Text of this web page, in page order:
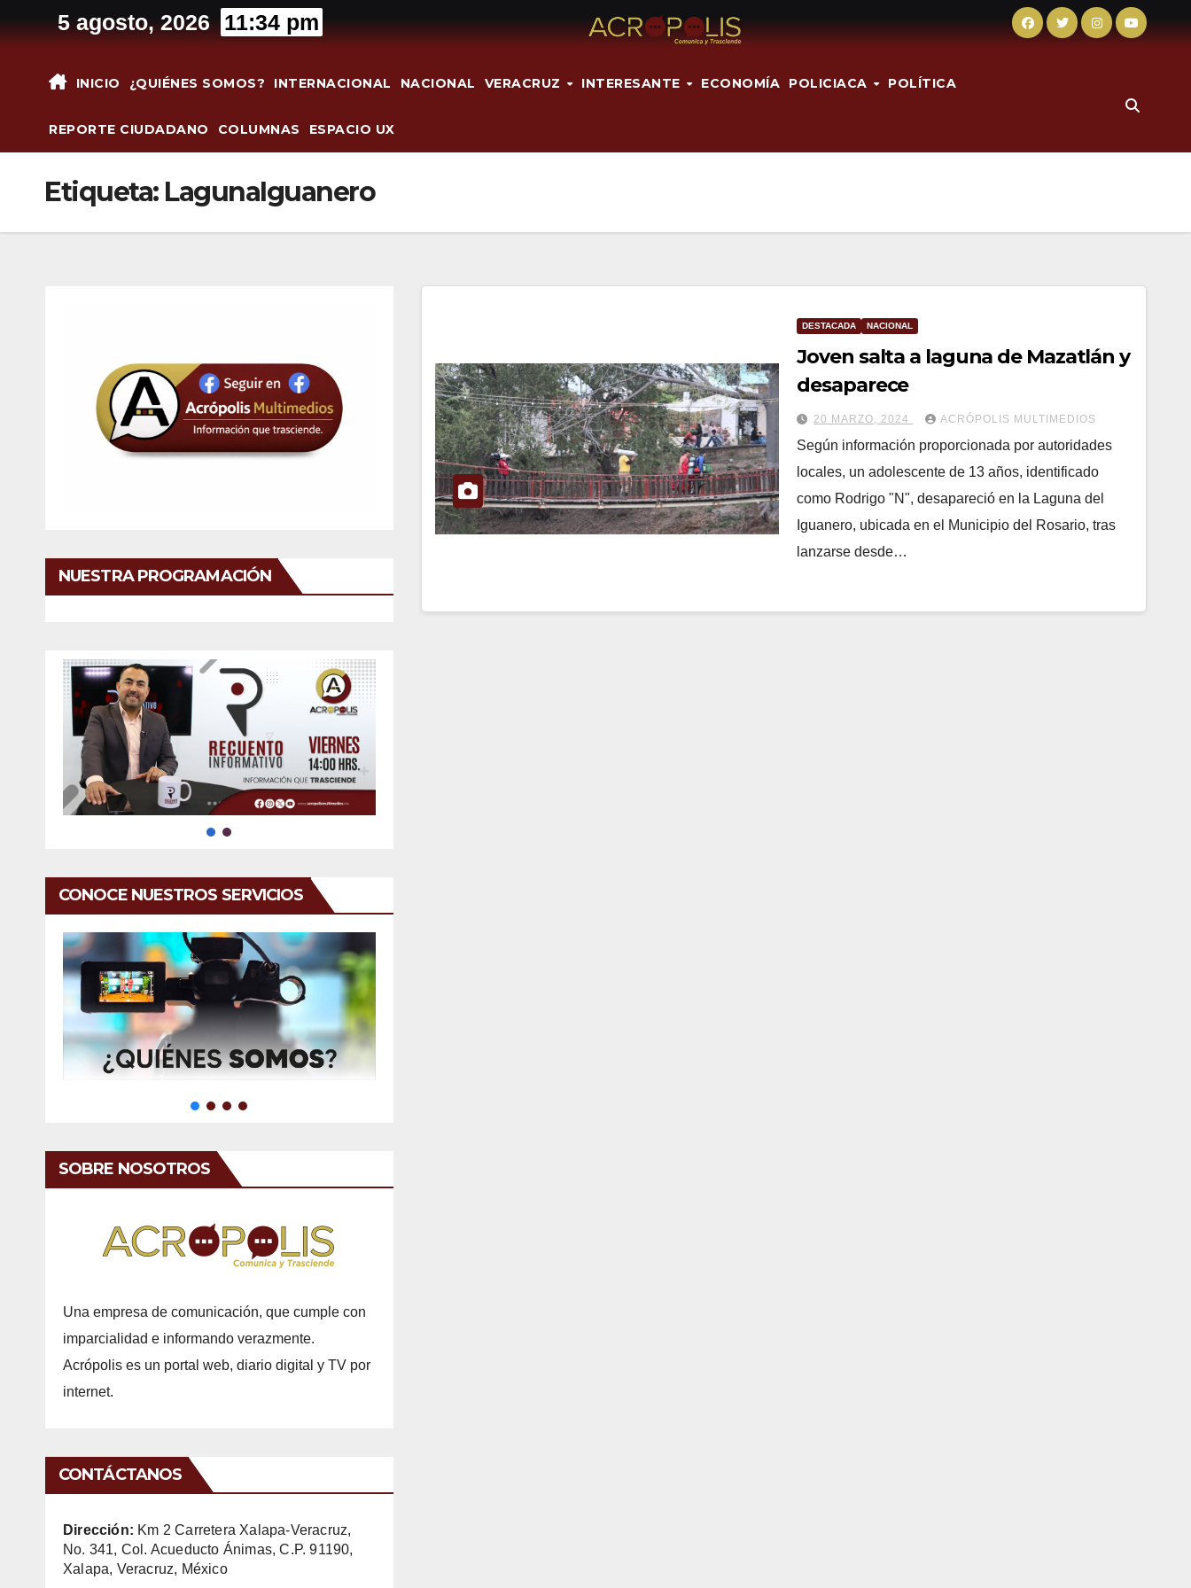
al
5 agosto, 2026 11:34 pm
INICIO ¿QUIÉNES SOMOS? INTERNACIONAL NACIONAL VERACRUZ INTERESANTE ECONOMÍA POLICIACA POLÍTICA
REPORTE CIUDADANO COLUMNAS ESPACIO UX
Etiqueta: LagunaIguanero
NUESTRA PROGRAMACIÓN
CONOCE NUESTROS SERVICIOS
SOBRE NOSOTROS
Una empresa de comunicación, que cumple con
imparcialidad e informando verazmente.
Acrópolis es un portal web, diario digital y TV por
internet.
CONTÁCTANOS
Dirección: Km 2 Carretera Xalapa-Veracruz,
No. 341, Col. Acueducto Ánimas, C.P. 91190,
Xalapa, Veracruz, México
DESTACADA NACIONAL
Joven salta a laguna de Mazatlán y
desaparece
20 MARZO, 2024 ACRÓPOLIS MULTIMEDIOS
Según información proporcionada por autoridades
locales, un adolescente de 13 años, identificado
como Rodrigo "N", desapareció en la Laguna del
Iguanero, ubicada en el Municipio del Rosario, tras
lanzarse desde…